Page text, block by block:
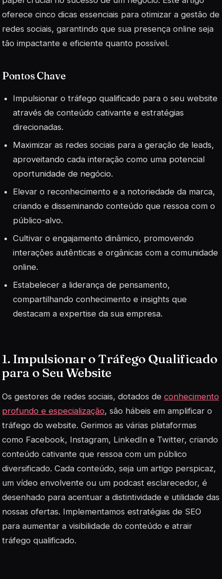
oferece cinco dicas essenciais para otimizar a gestão de
redes sociais, garantindo que sua presença online seja
tão impactante e eficiente quanto possível.
Pontos Chave
Impulsionar o tráfego qualificado para o seu website
através de conteúdo cativante e estratégias
direcionadas.
Maximizar as redes sociais para a geração de leads,
aproveitando cada interação como uma potencial
oportunidade de negócio.
Elevar o reconhecimento e a notoriedade da marca,
criando e disseminando conteúdo que ressoa com o
público-alvo.
Cultivar o engajamento dinâmico, promovendo
interações autênticas e orgânicas com a comunidade
online.
Estabelecer a liderança de pensamento,
compartilhando conhecimento e insights que
destacam a expertise da sua empresa.
1. Impulsionar o Tráfego Qualificado
para o Seu Website
Os gestores de redes sociais, dotados de conhecimento
profundo e especialização, são hábeis em amplificar o
tráfego do website. Gerimos as várias plataformas
como Facebook, Instagram, LinkedIn e Twitter, criando
conteúdo cativante que ressoa com um público
diversificado. Cada conteúdo, seja um artigo perspicaz,
um vídeo envolvente ou um podcast esclarecedor, é
desenhado para acentuar a distintividade e utilidade das
nossas ofertas. Implementamos estratégias de SEO
para aumentar a visibilidade do conteúdo e atrair
tráfego qualificado.